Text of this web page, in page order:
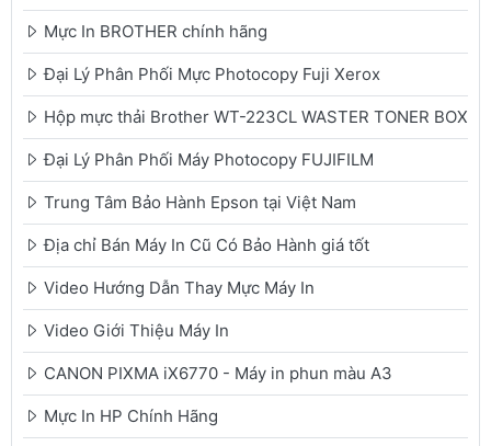
Mực In BROTHER chính hãng
Đại Lý Phân Phối Mực Photocopy Fuji Xerox
Hộp mực thải Brother WT-223CL WASTER TONER BOX
Đại Lý Phân Phối Máy Photocopy FUJIFILM
Trung Tâm Bảo Hành Epson tại Việt Nam
Địa chỉ Bán Máy In Cũ Có Bảo Hành giá tốt
Video Hướng Dẫn Thay Mực Máy In
Video Giới Thiệu Máy In
CANON PIXMA iX6770 - Máy in phun màu A3
Mực In HP Chính Hãng